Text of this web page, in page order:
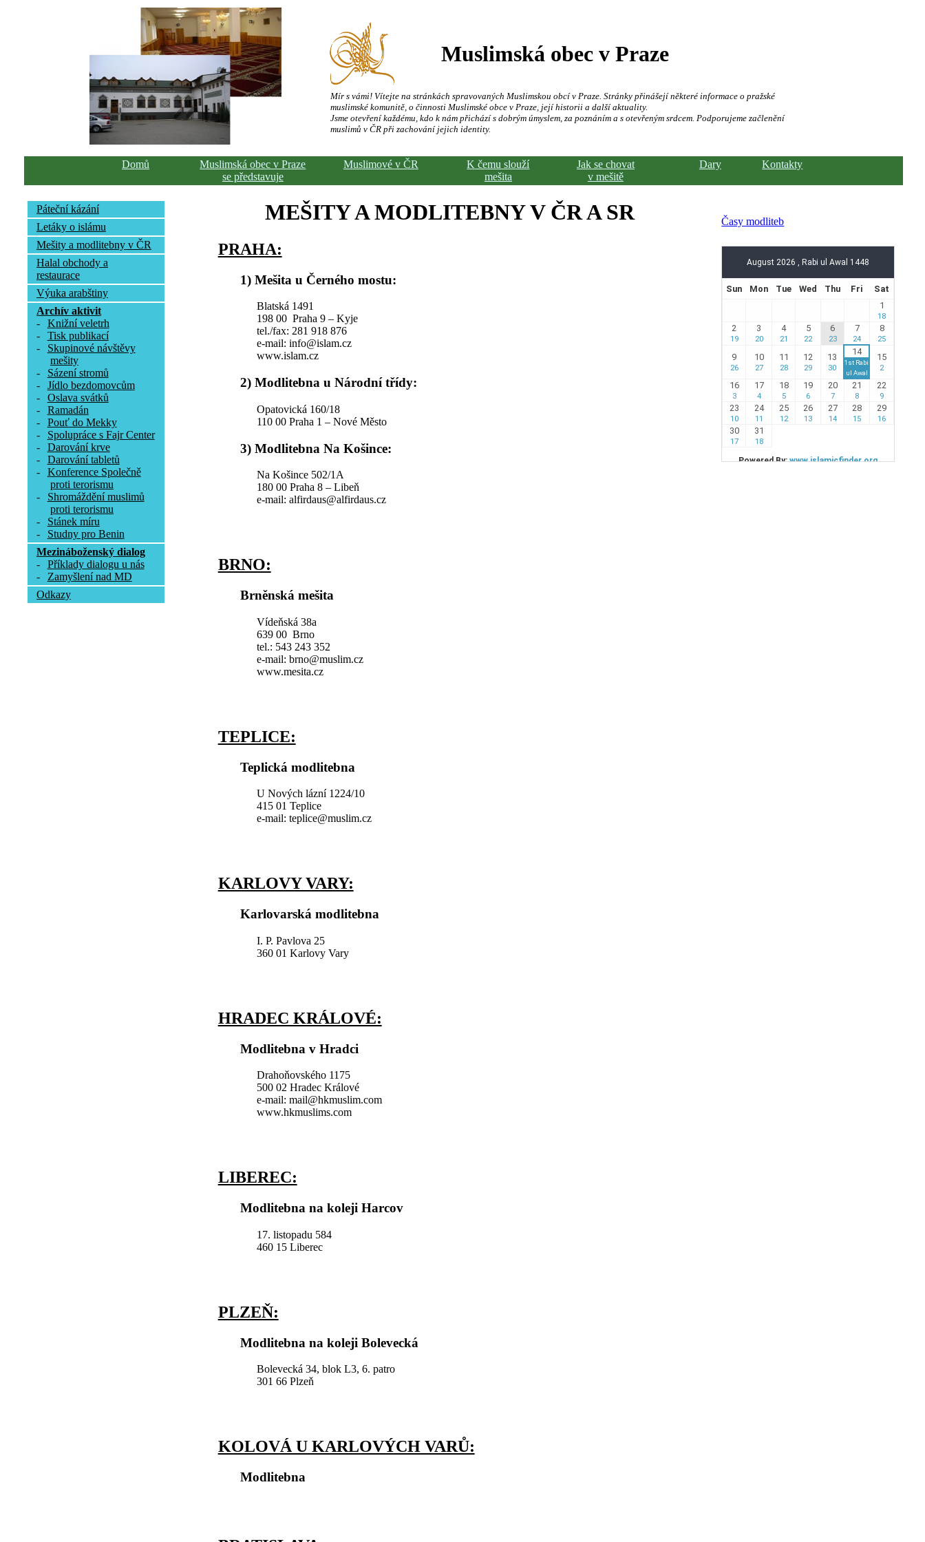
Muslimská obec v Praze
Mír s vámi! Vítejte na stránkách spravovaných Muslimskou obcí v Praze. Stránky přinášejí některé informace o pražské
muslimské komunitě, o činnosti Muslimské obce v Praze, její historii a další aktuality.
Jsme otevření každému, kdo k nám přichází s dobrým úmyslem, za poznáním a s otevřeným srdcem. Podporujeme začlenění
muslimů v ČR při zachování jejich identity.
Domů
Muslimská obec v Praze
se představuje
Muslimové v ČR
K čemu slouží
mešita
Jak se chovat
v mešitě
Dary Kontakty
Páteční kázání
Letáky o islámu
Mešity a modlitebny v ČR
Halal obchody a
restaurace
Výuka arabštiny
Archív aktivit
-
Knižní veletrh
-
Tisk publikací
-
Skupinové návštěvy
mešity
-
Sázení stromů
-
Jídlo bezdomovcům
-
Oslava svátků
-
Ramadán
-
Pouť do Mekky
-
Spolupráce s Fajr Center
-
Darování krve
-
Darování tabletů
-
Konference Společně
proti terorismu
-
Shromáždění muslimů
proti terorismu
-
Stánek míru
-
Studny pro Benin
Mezináboženský dialog
-
Příklady dialogu u nás
-
Zamyšlení nad MD
Odkazy
MEŠITY A MODLITEBNY V ČR A SR
PRAHA:
1) Mešita u Černého mostu:
Blatská 1491
198 00 Praha 9 – Kyje
tel./fax: 281 918 876
e-mail: info@islam.cz
www.islam.cz
2) Modlitebna u Národní třídy:
Opatovická 160/18
110 00 Praha 1 – Nové Město
3) Modlitebna Na Košince:
Na Košince 502/1A
180 00 Praha 8 – Libeň
e-mail: alfirdaus@alfirdaus.cz
BRNO:
Brněnská mešita
Vídeňská 38a
639 00 Brno
tel.: 543 243 352
e-mail: brno@muslim.cz
www.mesita.cz
TEPLICE:
Teplická modlitebna
U Nových lázní 1224/10
415 01 Teplice
e-mail: teplice@muslim.cz
KARLOVY VARY:
Karlovarská modlitebna
I. P. Pavlova 25
360 01 Karlovy Vary
HRADEC KRÁLOVÉ:
Modlitebna v Hradci
Drahoňovského 1175
500 02 Hradec Králové
e-mail: mail@hkmuslim.com
www.hkmuslims.com
LIBEREC:
Modlitebna na koleji Harcov
17. listopadu 584
460 15 Liberec
PLZEŇ:
Modlitebna na koleji Bolevecká
Bolevecká 34, blok L3, 6. patro
301 66 Plzeň
KOLOVÁ U KARLOVÝCH VARŮ:
Modlitebna
Časy modliteb